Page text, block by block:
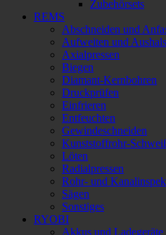
Zubehörsets
REMS
Abschneiden und
Aufweiten und
Axialpressen
Biegen
Diamant-Kernbohren
Druckprüfen
Einfrieren
Entfeuchten
Gewindeschneiden
Kunststoffrohr-
Löten
Radialpressen
Rohr- und
Sägen
Sonstiges
RYOBI
Akkus und Ladegeräte